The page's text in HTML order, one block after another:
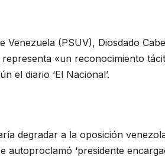
Venezuela (PSUV), Diosdado
«un reconocimiento
el diario ‘El Nacional’.
degradar a la oposición
autoproclamó ‘presidente